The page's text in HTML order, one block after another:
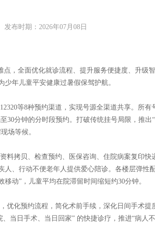
布时期：2026年07月08日
，全面优化就诊流程、提升服务便捷度、升级智
年儿童平安健康过暑假保驾护航。
等8种预约渠道，实现号源全渠道共享。所有
30分钟的分时段预约。打破传统挂号局限，推出
场等候。
料拷贝、检查预约、医保咨询、住院病案复印快
、行动不便老年人提供爱心陪诊。各楼层弹性
动”，儿童平均在院滞留时间缩短约30分钟。
优化预约流程，简化术前手续，深化日间手术提
当日手术、当日回家” 的快捷诊疗，推进“病人